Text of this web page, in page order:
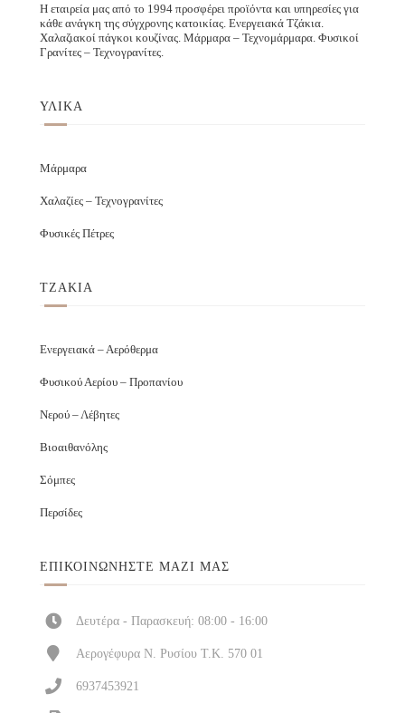
Η εταιρεία μας από το 1994 προσφέρει προϊόντα και υπηρεσίες για
κάθε ανάγκη της σύγχρονης κατοικίας. Ενεργειακά Τζάκια.
Χαλαζιακοί πάγκοι κουζίνας. Μάρμαρα – Τεχνομάρμαρα. Φυσικοί
Γρανίτες – Τεχνογρανίτες.
ΥΛΙΚΑ
Μάρμαρα
Χαλαζίες – Τεχνογρανίτες
Φυσικές Πέτρες
ΤΖΑΚΙΑ
Ενεργειακά – Αερόθερμα
Φυσικού Αερίου – Προπανίου
Νερού – Λέβητες
Βιοαιθανόλης
Σόμπες
Περσίδες
ΕΠΙΚΟΙΝΩΝΉΣΤΕ ΜΑΖΊ ΜΑΣ
Δευτέρα - Παρασκευή: 08:00 - 16:00
Αερογέφυρα Ν. Ρυσίου Τ.Κ. 570 01
6937453921